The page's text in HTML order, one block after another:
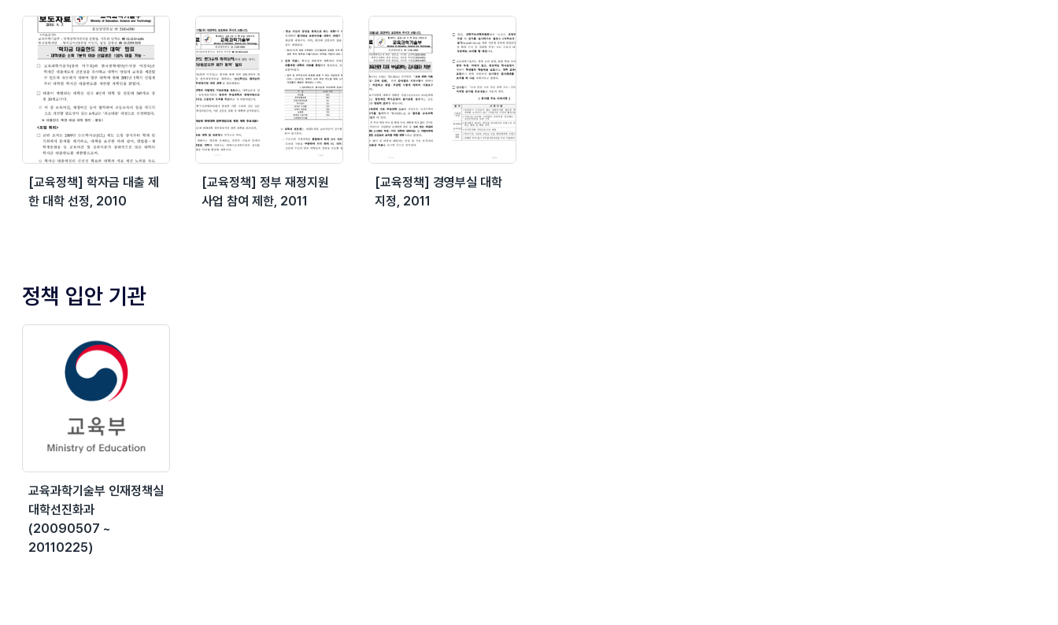
[교육정책] 학자금 대출 제
한 대학 선정, 2010
[교육정책] 정부 재정지원
사업 참여 제한, 2011
[교육정책] 경영부실 대학
지정, 2011
정책 입안 기관
교육과학기술부 인재정책실
대학선진화과
(20090507 ~
20110225)